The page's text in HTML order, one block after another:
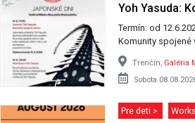
Yoh Yasuda:
Termín: od 12.6.2026, 17:00
Trenčín, Galéria
Sobota
Pre deti >